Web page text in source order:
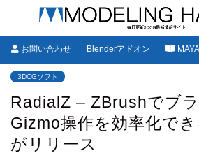
お問い合わせ Blenderアドオン
3DCGソフト
RadialZ – ZBrushでブ
Gizmo操作を効率化で
がリリース